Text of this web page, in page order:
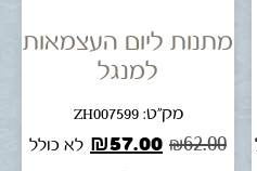
מתנות ליום העצמאות
למנגל
מק"ט: ZH007599
₪62.00
₪57.00
לא כולל